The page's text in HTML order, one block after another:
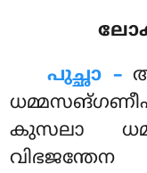
പുച്ഛാ –
കുസലാ